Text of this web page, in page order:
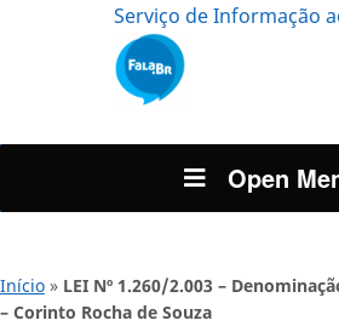
Serviço de Informação
Open
Início » LEI Nº 1.260/2.003 –
– Corinto Rocha de Souza